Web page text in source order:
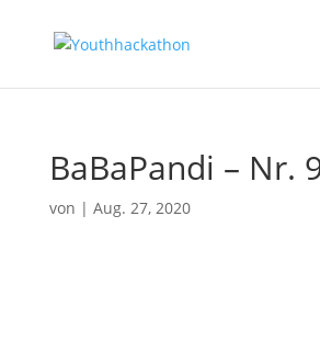
BaBaPandi – Nr.
von | Aug. 27, 2020